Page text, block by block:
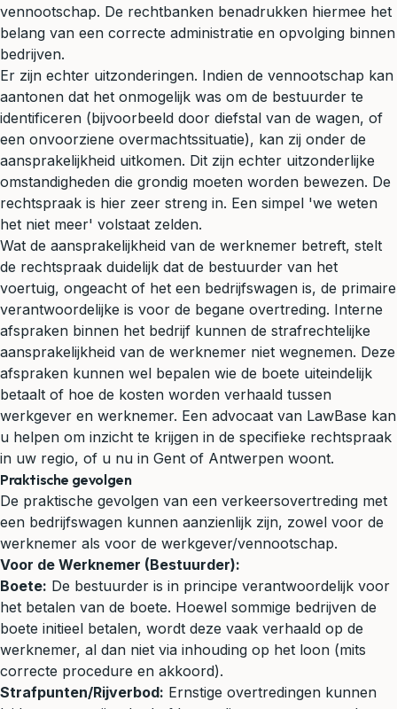
vennootschap. De rechtbanken benadrukken hiermee het
belang van een correcte administratie en opvolging binnen
bedrijven.
Er zijn echter uitzonderingen. Indien de vennootschap kan
aantonen dat het onmogelijk was om de bestuurder te
identificeren (bijvoorbeeld door diefstal van de wagen, of
een onvoorziene overmachtssituatie), kan zij onder de
aansprakelijkheid uitkomen. Dit zijn echter uitzonderlijke
omstandigheden die grondig moeten worden bewezen. De
rechtspraak is hier zeer streng in. Een simpel 'we weten
het niet meer' volstaat zelden.
Wat de aansprakelijkheid van de werknemer betreft, stelt
de rechtspraak duidelijk dat de bestuurder van het
voertuig, ongeacht of het een bedrijfswagen is, de primaire
verantwoordelijke is voor de begane overtreding. Interne
afspraken binnen het bedrijf kunnen de strafrechtelijke
aansprakelijkheid van de werknemer niet wegnemen. Deze
afspraken kunnen wel bepalen wie de boete uiteindelijk
betaalt of hoe de kosten worden verhaald tussen
werkgever en werknemer. Een advocaat van LawBase kan
u helpen om inzicht te krijgen in de specifieke rechtspraak
in uw regio, of u nu in Gent of Antwerpen woont.
Praktische gevolgen
De praktische gevolgen van een verkeersovertreding met
een bedrijfswagen kunnen aanzienlijk zijn, zowel voor de
werknemer als voor de werkgever/vennootschap.
Voor de Werknemer (Bestuurder):
Boete: De bestuurder is in principe verantwoordelijk voor
het betalen van de boete. Hoewel sommige bedrijven de
boete initieel betalen, wordt deze vaak verhaald op de
werknemer, al dan niet via inhouding op het loon (mits
correcte procedure en akkoord).
Strafpunten/Rijverbod: Ernstige overtredingen kunnen